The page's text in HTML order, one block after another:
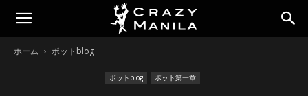
ホーム ポットblog
ポットblog ポット第一章